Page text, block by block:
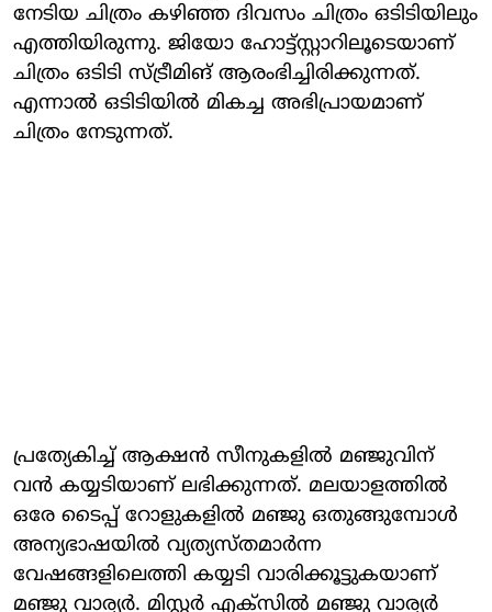
നേടിയ ചിത്രം കഴിഞ്ഞ ദിവസം ചിത്രം ഒടിടിയിലും
എത്തിയിരുന്നു. ജിയോ ഹോട്ട്സ്റ്റാറിലൂടെയാണ്
ചിത്രം ഒടിടി സ്ട്രീമിങ് ആരംഭിച്ചിരിക്കുന്നത്.
എന്നാൽ ഒടിടിയിൽ മികച്ച അഭിപ്രായമാണ്
ചിത്രം നേടുന്നത്.
പ്രത്യേകിച്ച് ആക്ഷൻ സീനുകളിൽ മഞ്ജുവിന്
വൻ കയ്യടിയാണ് ലഭിക്കുന്നത്. മലയാളത്തിൽ
ഒരേ ടൈപ്പ് റോളുകളിൽ മഞ്ജു ഒതുങ്ങുമ്പോൾ
അന്യഭാഷയിൽ വ്യത്യസ്തമാർന്ന
വേഷങ്ങളിലെത്തി കയ്യടി വാരിക്കൂട്ടുകയാണ്
മഞ്ജു വാര്യർ. മിസ്റ്റർ എക്സിൽ മഞ്ജു വാര്യർ